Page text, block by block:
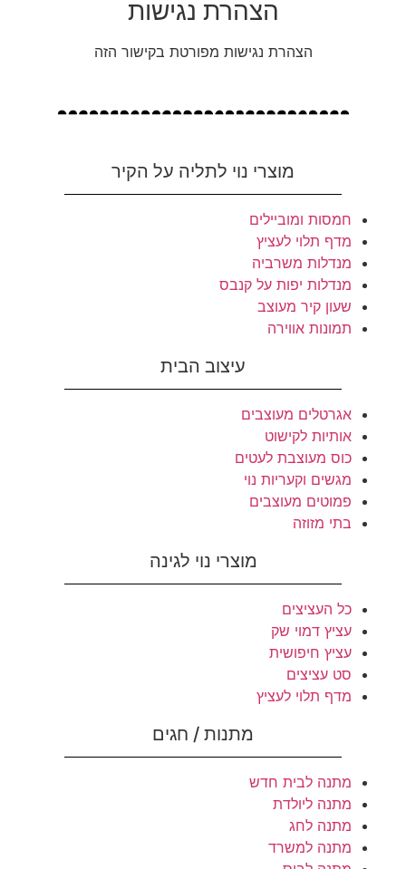
הצהרת נגישות
הצהרת נגישות מפורטת בקישור הזה
מוצרי נוי לתליה על הקיר
חמסות ומוביילים
מדף תלוי לעציץ
מנדלות משרביה
מנדלות יפות על קנבס
שעון קיר מעוצב
תמונות אווירה
עיצוב הבית
אגרטלים מעוצבים
אותיות לקישוט
כוס מעוצבת לעטים
מגשים וקעריות נוי
פמוטים מעוצבים
בתי מזוזה
מוצרי נוי לגינה
כל העציצים
עציץ דמוי שק
עציץ חיפושית
סט עציצים
מדף תלוי לעציץ
מתנות / חגים
מתנה לבית חדש
מתנה ליולדת
מתנה לחג
מתנה למשרד